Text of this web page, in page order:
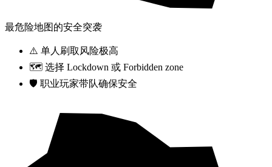
最危险地图的安全突袭
⚠️ 单人刷取风险极高
🗺️ 选择 Lockdown 或 Forbidden zone
🛡️ 职业玩家带队确保安全